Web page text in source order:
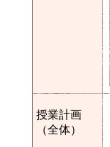
授業計画
（全体）